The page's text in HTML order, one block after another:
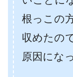
根っこの
収めたの
原因にな